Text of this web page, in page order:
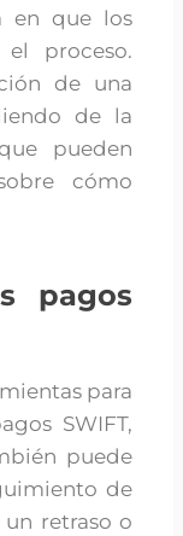
en que los
el proceso.
de una
de la
pueden
cómo
pagos
para
SWIFT,
puede
de
un retraso o